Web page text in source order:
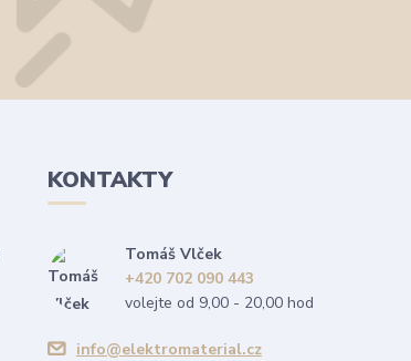
KONTAKTY
Tomáš Vlček
+420 702 090 443
volejte od 9,00 - 20,00 hod
info@elektromaterial.cz